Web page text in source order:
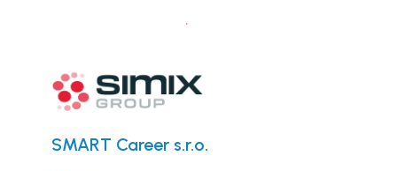
SMART Career s.r.o.